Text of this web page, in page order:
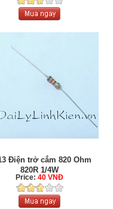
Điện trở cắm 820 Ohm
820R 1/4W
Price: 40 VNĐ